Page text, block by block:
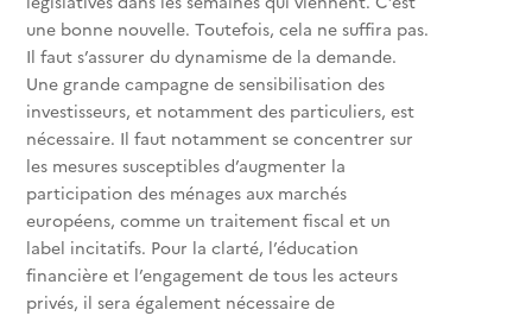
une bonne nouvelle. Toutefois, cela ne suffira pas.
Il faut s’assurer du dynamisme de la demande.
Une grande campagne de sensibilisation des
investisseurs, et notamment des particuliers, est
nécessaire. Il faut notamment se concentrer sur
les mesures susceptibles d’augmenter la
participation des ménages aux marchés
européens, comme un traitement fiscal et un
label incitatifs. Pour la clarté, l’éducation
financière et l’engagement de tous les acteurs
privés, il sera également nécessaire de